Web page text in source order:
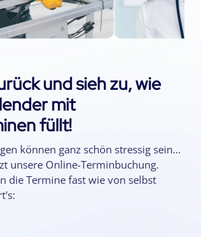
und sieh zu, wie
mit
füllt!
können ganz schön stressig sein...
unsere Online-Terminbuchung.
die Termine fast wie von selbst